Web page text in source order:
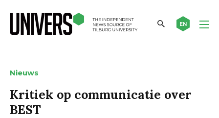
EN
Nieuws
Kritiek op communicatie over
BEST